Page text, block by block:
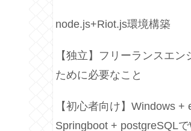
node.js+Riot.js環境構築
【独立】フリーランスエン
ために必要なこと
【初心者向け】Windows +
Springboot + postgreSQLで